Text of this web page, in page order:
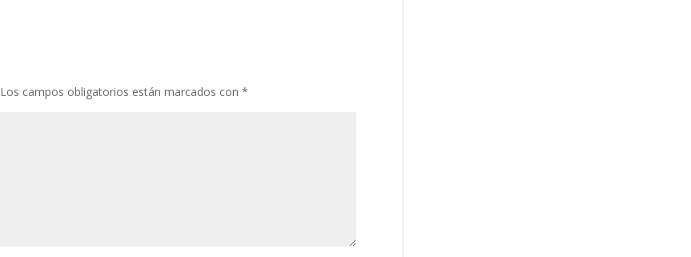
Los campos obligatorios están marcados con*